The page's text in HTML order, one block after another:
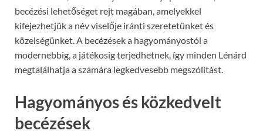
becézési lehetőséget rejt magában, amelyekkel
kifejezhetjük a név viselője iránti szeretetünket és
közelségünket. A becézések a hagyományostól a
modernebbig, a játékosig terjedhetnek, így minden Lénárd
megtalálhatja a számára legkedvesebb megszólítást.
Hagyományos és közkedvelt
becézések